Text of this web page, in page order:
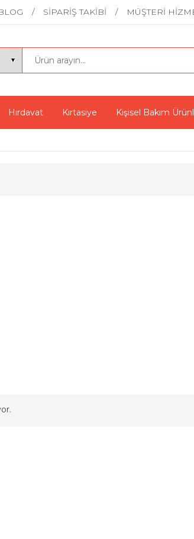
SİPARİŞ TAKİBİ MÜŞTERİ
Hırdavat Kırtasiye Kişisel Bakım